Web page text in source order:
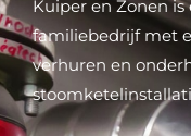
Kuiper en Zonen
familiebedrijf met
verhuren en